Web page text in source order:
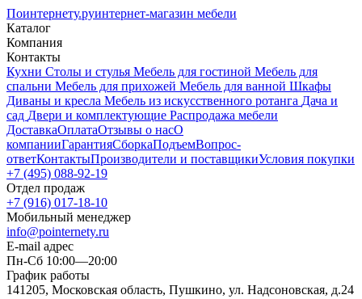
Поинтернету.руинтернет-магазин мебели
Каталог
Компания
Контакты
Кухни Столы и стулья Мебель для гостиной Мебель для
спальни Мебель для прихожей Мебель для ванной Шкафы
Диваны и кресла Мебель из искусственного ротанга Дача и
сад Двери и комплектующие Распродажа мебели
ДоставкаОплатаОтзывы о насО
компанииГарантияСборкаПодъемВопрос-
ответКонтактыПроизводители и поставщикиУсловия покупки
+7 (495) 088-92-19
Отдел продаж
+7 (916) 017-18-10
Мобильный менеджер
info@pointernety.ru
E-mail адрес
Пн-Сб 10:00—20:00
График работы
141205, Московская область, Пушкино, ул. Надсоновская, д.24